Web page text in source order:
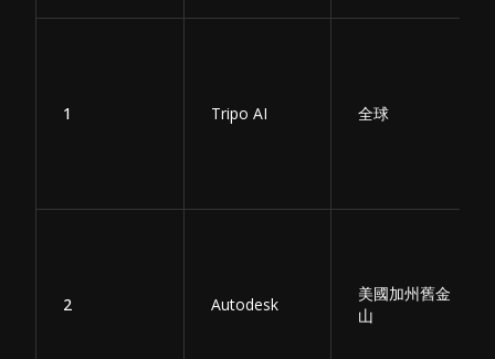
1 Tripo AI 全球
2 Autodesk
美國加州舊金
山